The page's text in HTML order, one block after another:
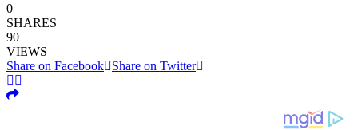
0
SHARES
90
VIEWS
Share on Facebook
Share on Twitter